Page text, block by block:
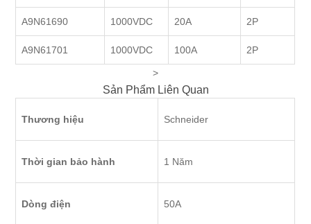
A9N61690 1000VDC 20A 2P
A9N61701 1000VDC 100A 2P
>
Sản Phẩm Liên Quan
Thương hiệu Schneider
Thời gian bảo hành 1 Năm
Dòng điện 50A